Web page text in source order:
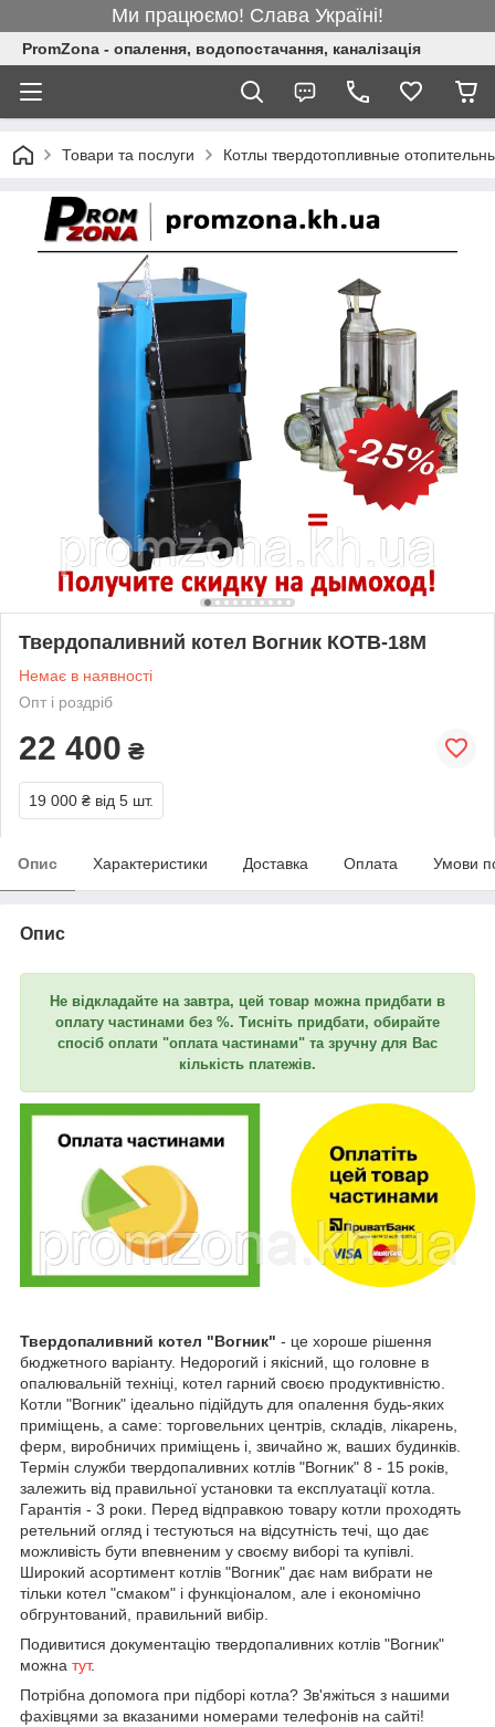
Ми працюємо! Слава Україні!
PromZona - опалення, водопостачання, каналізація
Товари та послуги Котлы твердотопливные
Твердопаливний котел Вогник КОТВ-18М
Немає в наявності
Опт і роздріб
22 400 ₴
19 000 ₴ від 5 шт.
Опис Характеристики Доставка Оплата Умови
Опис
Не відкладайте на завтра, цей товар можна придбати в
оплату частинами без %. Тисніть придбати, обирайте
спосіб оплати "оплата частинами" та зручну для Вас
кількість платежів.
Твердопаливний котел "Вогник" - це хороше рішення
бюджетного варіанту. Недорогий і якісний, що головне в
опалювальній техніці, котел гарний своєю продуктивністю.
Котли "Вогник" ідеально підійдуть для опалення будь-яких
приміщень, а саме: торговельних центрів, складів, лікарень,
ферм, виробничих приміщень і, звичайно ж, ваших будинків.
Термін служби твердопаливних котлів "Вогник" 8 - 15 років,
залежить від правильної установки та експлуатації котла.
Гарантія - 3 роки. Перед відправкою товару котли проходять
ретельний огляд і тестуються на відсутність течі, що дає
можливість бути впевненим у своєму виборі та купівлі.
Широкий асортимент котлів "Вогник" дає нам вибрати не
тільки котел "смаком" і функціоналом, але і економічно
обгрунтований, правильний вибір.
Подивитися документацію твердопаливних котлів "Вогник"
можна тут.
Потрібна допомога при підборі котла? Зв'яжіться з нашими
фахівцями за вказаними номерами телефонів на сайті!